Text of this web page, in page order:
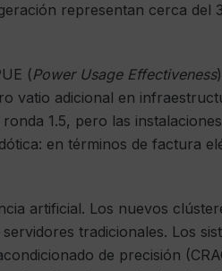
representan cerca del
(Power Usage Effectiveness
vatio adicional en
1.5, pero las
en términos de factura
artificial. Los nuevos
tradicionales. Los
de precisión